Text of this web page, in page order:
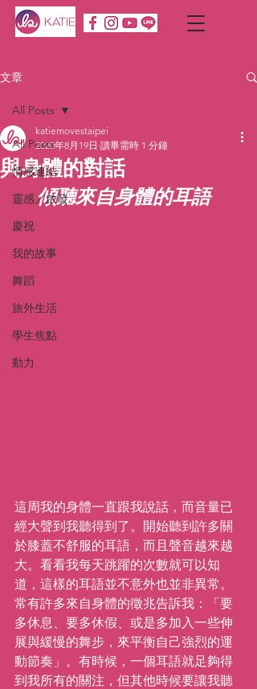
文章
All Posts
情感連結
靈感／啟發
慶祝
我的故事
舞蹈
旅外生活
學生焦點
動力
All Posts
與身體的對話
katiemovestaipei
2020年8月19日 讀畢需時 1 分鐘
傾聽來自身體的耳語
這周我的身體一直跟我說話，而音量已
經大聲到我聽得到了。開始聽到許多關
於膝蓋不舒服的耳語，而且聲音越來越
大。看看我每天跳躍的次數就可以知
道，這樣的耳語並不意外也並非異常。
常有許多來自身體的徵兆告訴我：「要
多休息、要多休假、或是多加入一些伸
展與緩慢的舞步，來平衡自己強烈的運
動節奏」。有時候，一個耳語就足夠得
到我所有的關注，但其他時候要讓我聽